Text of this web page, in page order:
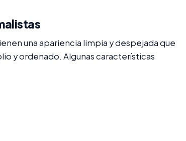
una apariencia limpia y despejada que
y ordenado. Algunas características